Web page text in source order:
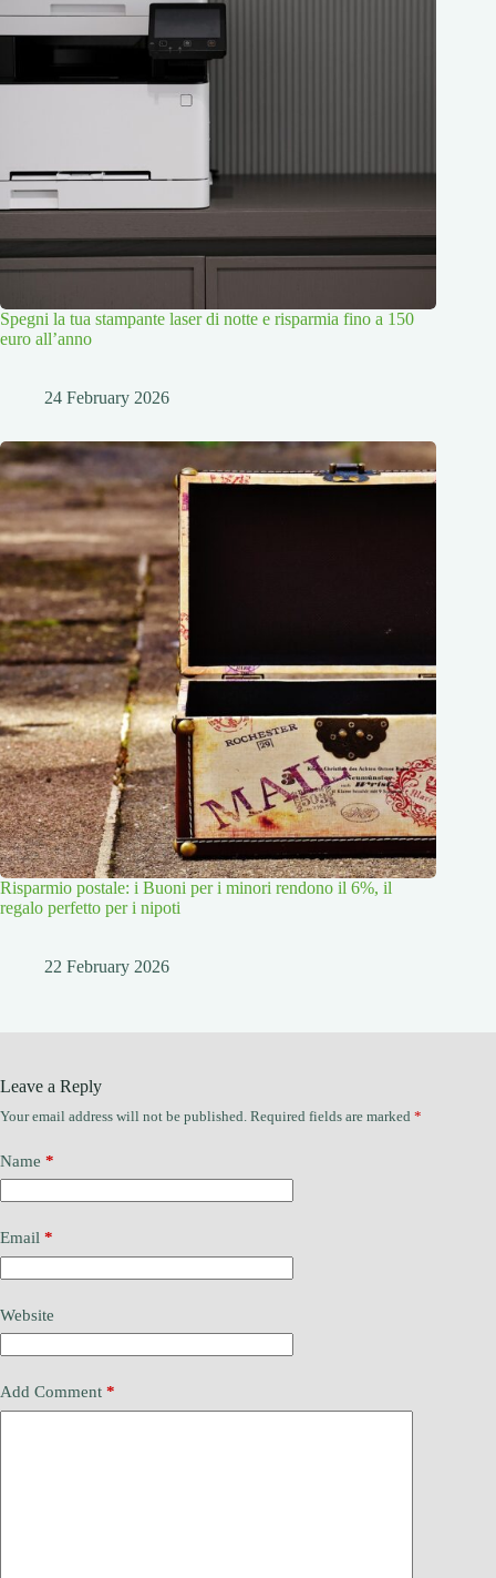
Spegni la tua stampante laser di notte e risparmia fino a 150
euro all’anno
24 February 2026
Risparmio postale: i Buoni per i minori rendono il 6%, il
regalo perfetto per i nipoti
22 February 2026
Leave a Reply
Your email address will not be published. Required fields are marked *
Name *
Email *
Website
Add Comment *